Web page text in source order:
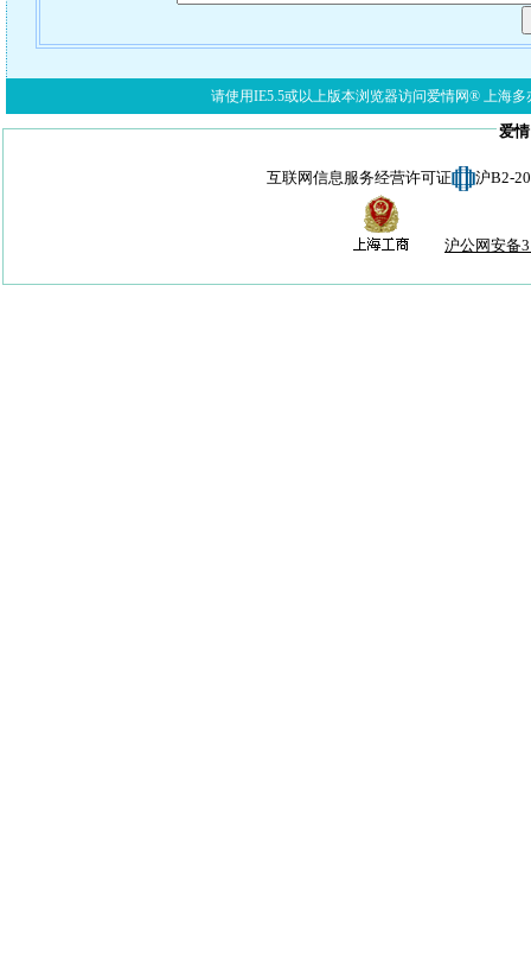
请使用IE5.5或以上版本浏览器访问爱情网® 上海多
爱
互联网信息服务经营许可证 沪B2-
沪公网安备